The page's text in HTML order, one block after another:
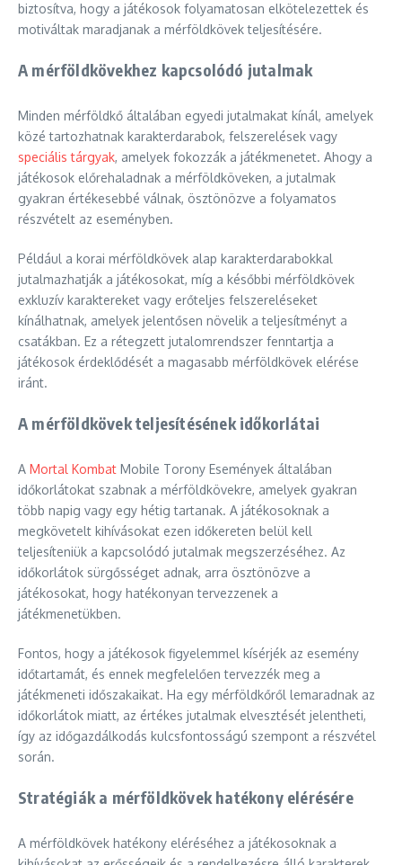
biztosítva, hogy a játékosok folyamatosan elkötelezettek és
motiváltak maradjanak a mérföldkövek teljesítésére.
A mérföldkövekhez kapcsolódó jutalmak
Minden mérföldkő általában egyedi jutalmakat kínál, amelyek
közé tartozhatnak karakterdarabok, felszerelések vagy
speciális tárgyak, amelyek fokozzák a játékmenetet. Ahogy a
játékosok előrehaladnak a mérföldköveken, a jutalmak
gyakran értékesebbé válnak, ösztönözve a folyamatos
részvételt az eseményben.
Például a korai mérföldkövek alap karakterdarabokkal
jutalmazhatják a játékosokat, míg a későbbi mérföldkövek
exkluzív karaktereket vagy erőteljes felszereléseket
kínálhatnak, amelyek jelentősen növelik a teljesítményt a
csatákban. Ez a rétegzett jutalomrendszer fenntartja a
játékosok érdeklődését a magasabb mérföldkövek elérése
iránt.
A mérföldkövek teljesítésének időkorlátai
A Mortal Kombat Mobile Torony Események általában
időkorlátokat szabnak a mérföldkövekre, amelyek gyakran
több napig vagy egy hétig tartanak. A játékosoknak a
megkövetelt kihívásokat ezen időkereten belül kell
teljesíteniük a kapcsolódó jutalmak megszerzéséhez. Az
időkorlátok sürgősséget adnak, arra ösztönözve a
játékosokat, hogy hatékonyan tervezzenek a
játékmenetükben.
Fontos, hogy a játékosok figyelemmel kísérjék az esemény
időtartamát, és ennek megfelelően tervezzék meg a
játékmeneti időszakaikat. Ha egy mérföldkőről lemaradnak az
időkorlátok miatt, az értékes jutalmak elvesztését jelentheti,
így az időgazdálkodás kulcsfontosságú szempont a részvétel
során.
Stratégiák a mérföldkövek hatékony elérésére
A mérföldkövek hatékony eléréséhez a játékosoknak a